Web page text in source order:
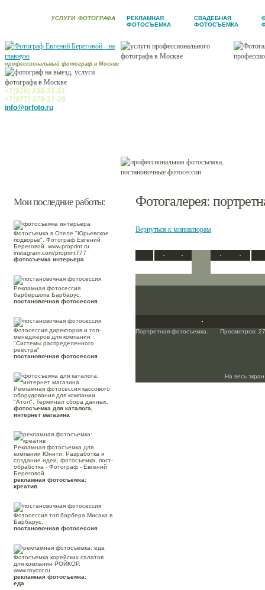
УСЛУГИ ФОТОГРАФА
РЕКЛАМНАЯ
ФОТОСЪЕМКА
СВАДЕБНАЯ
ФОТОСЪЕМКА
профессиональный фотограф в Москве
+7(926) 230-32-51
+7(977) 379-37-29
info@prfoto.ru
Мои последние работы:
Фотосъемка в Отеле "Юрьевское
подворье". Фотограф Евгений
Береговой. www.proprint.ru
instagram.com/proprint777
фотосъемка интерьера
Рекламная фотосессия
барбершопа Барбарус.
постановочная фотосессия
Фотосессия директоров и топ-
менеджеров для компании
"Системы распределенного
реестра"
постановочная фотосессия
Рекламная фотосессия кассового
оборудования для компании
"Атол". Терминал сбора данных.
фотосъемка для каталога,
интернет магазина
Рекламная фотосъемка для
компании Юнити. Разработка и
создание идеи, фотосъемка, пост-
обработка - Фотограф - Евгений
Береговой.
рекламная фотосъемка:
креатив
Фотосессия топ барбера Мисака в
Барбарус.
постановочная фотосессия
Фотосъемка корейских салатов
для компании РОЙКОР.
www.roycor.ru
рекламная фотосъемка:
еда
Фотогалерея:
Вернуться к миниатюрам
Портретная фотосъемка. Просмотров:
На весь